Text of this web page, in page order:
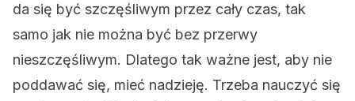
da się być szczęśliwym przez cały czas, tak
samo jak nie można być bez przerwy
nieszczęśliwym. Dlatego tak ważne jest, aby nie
poddawać się, mieć nadzieję. Trzeba nauczyć się